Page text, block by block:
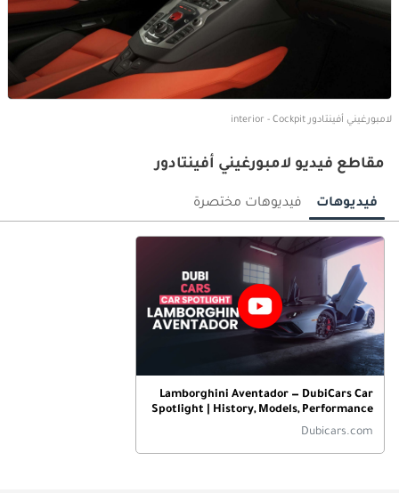
لامبورغيني أفينتادور interior - Cockpit
مقاطع فيديو لامبورغيني أفينتادور
فيديوهات فيديوهات مختصرة
Lamborghini Aventador — DubiCars Car
Spotlight | History, Models, Performance
& More Of The Supercar
Dubicars.com